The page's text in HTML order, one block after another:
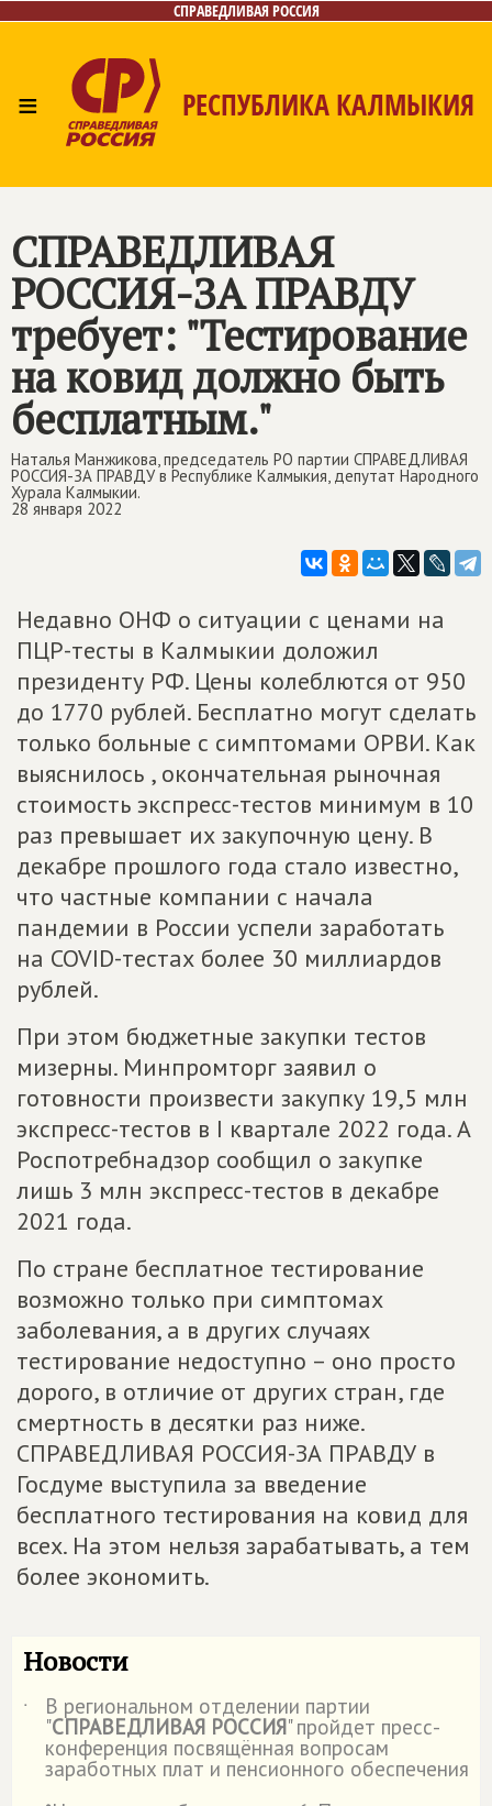
СПРАВЕДЛИВАЯ РОССИЯ
≡ РЕСПУБЛИКА КАЛМЫКИЯ
СПРАВЕДЛИВАЯ
РОССИЯ-ЗА ПРАВДУ
требует: "Тестирование
на ковид должно быть
бесплатным."
Наталья Манжикова, председатель РО партии СПРАВЕДЛИВАЯ
РОССИЯ-ЗА ПРАВДУ в Республике Калмыкия, депутат Народного
Хурала Калмыкии.
28 января 2022
Недавно ОНФ о ситуации с ценами на
ПЦР-тесты в Калмыкии доложил
президенту РФ. Цены колеблются от 950
до 1770 рублей. Бесплатно могут сделать
только больные с симптомами ОРВИ. Как
выяснилось , окончательная рыночная
стоимость экспресс-тестов минимум в 10
раз превышает их закупочную цену. В
декабре прошлого года стало известно,
что частные компании с начала
пандемии в России успели заработать
на COVID-тестах более 30 миллиардов
рублей.
При этом бюджетные закупки тестов
мизерны. Минпромторг заявил о
готовности произвести закупку 19,5 млн
экспресс-тестов в I квартале 2022 года. А
Роспотребнадзор сообщил о закупке
лишь 3 млн экспресс-тестов в декабре
2021 года.
По стране бесплатное тестирование
возможно только при симптомах
заболевания, а в других случаях
тестирование недоступно – оно просто
дорого, в отличие от других стран, где
смертность в десятки раз ниже.
СПРАВЕДЛИВАЯ РОССИЯ-ЗА ПРАВДУ в
Госдуме выступила за введение
бесплатного тестирования на ковид для
всех. На этом нельзя зарабатывать, а тем
более экономить.
Новости
˙ В региональном отделении партии
"СПРАВЕДЛИВАЯ РОССИЯ" пройдет пресс-
конференция посвящённая вопросам
заработных плат и пенсионного обеспечения